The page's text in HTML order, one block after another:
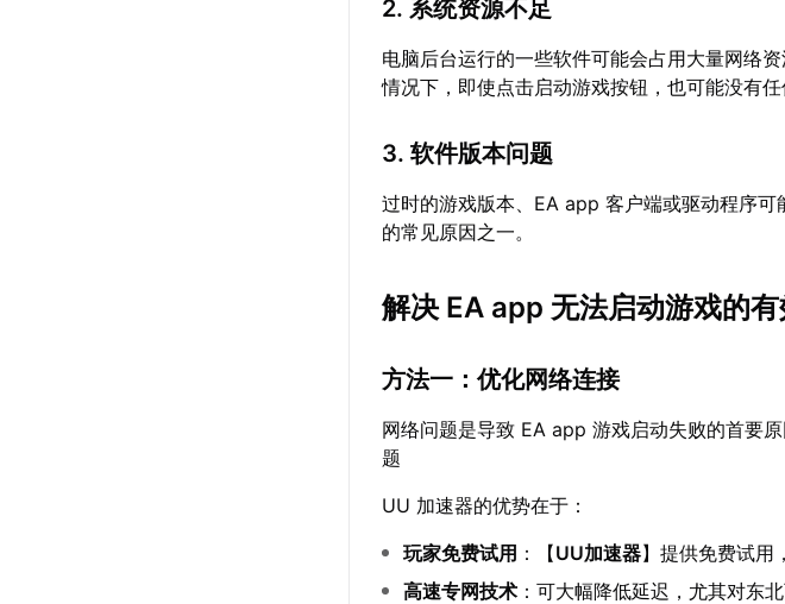
2. 系统资源不足
电脑后台运行的一些软件可能会占用大量网络
情况下，即使点击启动游戏按钮，也可能没有任
3. 软件版本问题
过时的游戏版本、EA app 客户端或驱动程序
的常见原因之一。
解决 EA app 无法启动游戏的
方法一：优化网络连接
网络问题是导致 EA app 游戏启动失败的首要
题
UU 加速器的优势在于：
玩家免费试用 ：【UU加速器】提供免费试用
高速专网技术 ：可大幅降低延迟，尤其对东